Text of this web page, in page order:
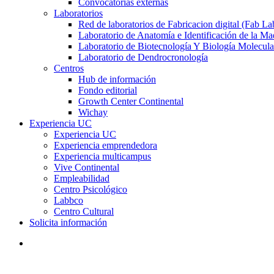
Convocatorias externas
Laboratorios
Red de laboratorios de Fabricacion digital (Fab
Laboratorio de Anatomía e Identificación de la
Laboratorio de Biotecnología Y Biología
Laboratorio de Dendrocronología
Centros
Hub de información
Fondo editorial
Growth Center Continental
Wichay
Experiencia UC
Experiencia UC
Experiencia emprendedora
Experiencia multicampus
Vive Continental
Empleabilidad
Centro Psicológico
Labbco
Centro Cultural
Solicita información